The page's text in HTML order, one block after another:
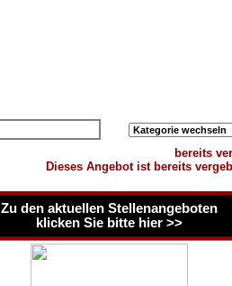
bereits
Dieses Angebot ist bereits
Zu den aktuellen Stellenangeboten
klicken Sie bitte hier >>